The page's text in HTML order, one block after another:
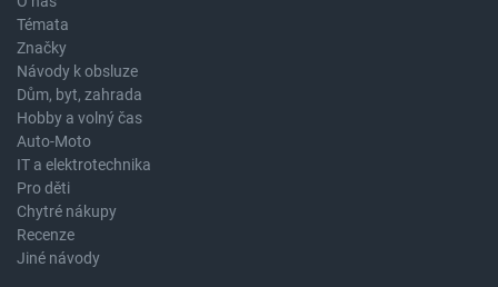
Témata
Značky
Návody k obsluze
Dům, byt, zahrada
Hobby a volný čas
Auto-Moto
IT a elektrotechnika
Pro děti
Chytré nákupy
Recenze
Jiné návody